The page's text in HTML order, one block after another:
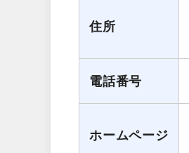
住所
電話番号
ホームページ